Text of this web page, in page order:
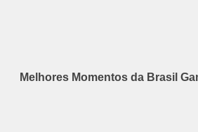
Melhores Momentos da Brasil